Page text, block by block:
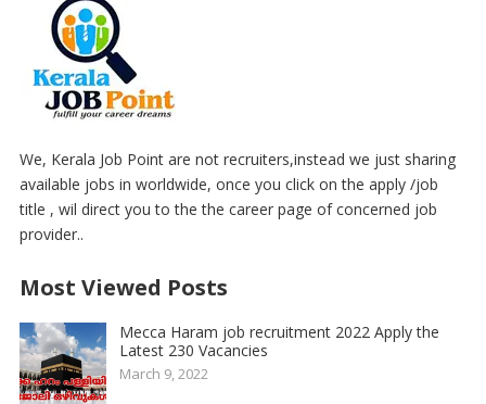
We, Kerala Job Point are not recruiters,instead we just sharing
available jobs in worldwide, once you click on the apply /job
title , wil direct you to the the career page of concerned job
provider..
Most Viewed Posts
Mecca Haram job recruitment 2022 Apply the
Latest 230 Vacancies
March 9, 2022